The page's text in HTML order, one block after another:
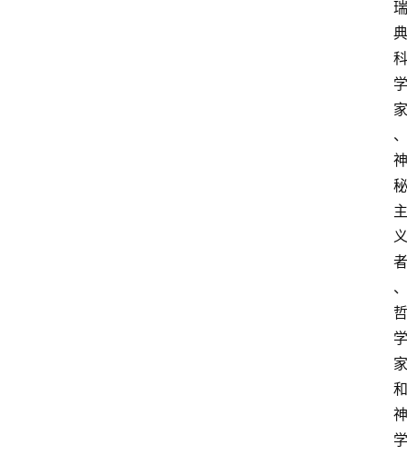
瑞
典
科
学
家
、
神
秘
主
义
者
、
哲
学
家
和
神
学